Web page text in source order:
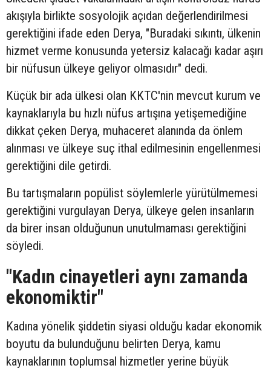
akışıyla birlikte sosyolojik açıdan değerlendirilmesi
gerektiğini ifade eden Derya, "Buradaki sıkıntı, ülkenin
hizmet verme konusunda yetersiz kalacağı kadar aşırı
bir nüfusun ülkeye geliyor olmasıdır" dedi.
Küçük bir ada ülkesi olan KKTC'nin mevcut kurum ve
kaynaklarıyla bu hızlı nüfus artışına yetişemediğine
dikkat çeken Derya, muhaceret alanında da önlem
alınması ve ülkeye suç ithal edilmesinin engellenmesi
gerektiğini dile getirdi.
Bu tartışmaların popülist söylemlerle yürütülmemesi
gerektiğini vurgulayan Derya, ülkeye gelen insanların
da birer insan olduğunun unutulmaması gerektiğini
söyledi.
"Kadın cinayetleri aynı zamanda
ekonomiktir"
Kadına yönelik şiddetin siyasi olduğu kadar ekonomik
boyutu da bulunduğunu belirten Derya, kamu
kaynaklarının toplumsal hizmetler yerine büyük